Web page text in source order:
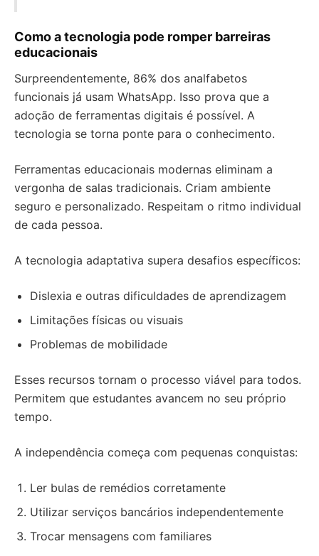
Como a tecnologia pode romper barreiras
educacionais
Surpreendentemente, 86% dos analfabetos
funcionais já usam WhatsApp. Isso prova que a
adoção de ferramentas digitais é possível. A
tecnologia se torna ponte para o conhecimento.
Ferramentas educacionais modernas eliminam a
vergonha de salas tradicionais. Criam ambiente
seguro e personalizado. Respeitam o ritmo individual
de cada pessoa.
A tecnologia adaptativa supera desafios específicos:
Dislexia e outras dificuldades de aprendizagem
Limitações físicas ou visuais
Problemas de mobilidade
Esses recursos tornam o processo viável para todos.
Permitem que estudantes avancem no seu próprio
tempo.
A independência começa com pequenas conquistas:
Ler bulas de remédios corretamente
Utilizar serviços bancários independentemente
Trocar mensagens com familiares